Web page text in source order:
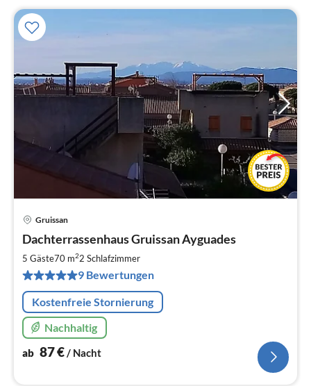
Gruissan
Dachterrassenhaus Gruissan Ayguades
5 Gäste70 m22 Schlafzimmer
9 Bewertungen
Kostenfreie Stornierung
Nachhaltig
ab 87€/ Nacht